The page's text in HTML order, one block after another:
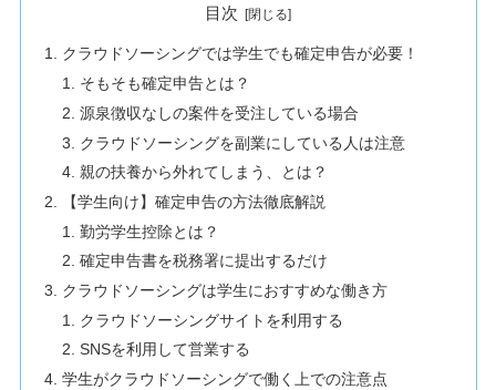
目次
クラウドソーシングでは学生でも確定申告が必要！
そもそも確定申告とは？
源泉徴収なしの案件を受注している場合
クラウドソーシングを副業にしている人は注意
親の扶養から外れてしまう、とは？
【学生向け】確定申告の方法徹底解説
勤労学生控除とは？
確定申告書を税務署に提出するだけ
クラウドソーシングは学生におすすめな働き方
クラウドソーシングサイトを利用する
SNSを利用して営業する
学生がクラウドソーシングで働く上での注意点